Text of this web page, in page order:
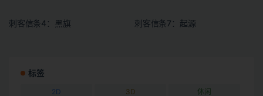
刺客信条4：黑旗 刺客信条7：起源
标签
2D 3D 休闲